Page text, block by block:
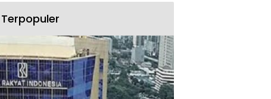
Terpopuler